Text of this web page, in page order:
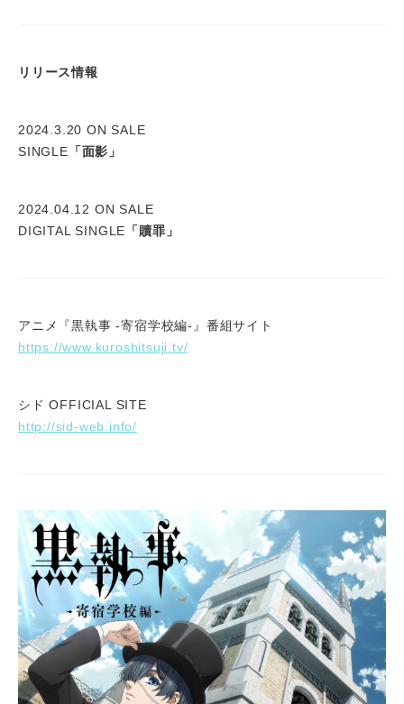
リリース情報
2024.3.20 ON SALE
SINGLE 「面影」
2024.04.12 ON SALE
DIGITAL SINGLE 「贖罪」
アニメ『黒執事 -寄宿学校編-』番組サイト
https://www.kuroshitsuji.tv/
シド OFFICIAL SITE
http://sid-web.info/